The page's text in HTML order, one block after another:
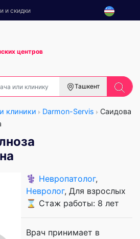
и скидки
центров
Ташкент
клиники Darmon-Servis
Саидова
⚕️ Невропатолог,
Невролог, Для взрослых
⌛ Стаж работы: 8 лет
Врач принимает в